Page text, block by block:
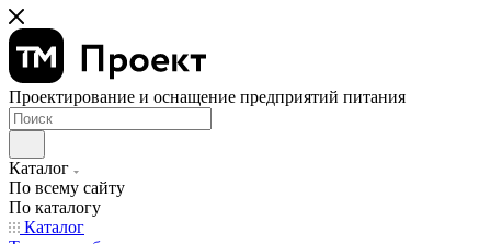
Проектирование и оснащение предприятий питания
Каталог
По всему сайту
По каталогу
Каталог